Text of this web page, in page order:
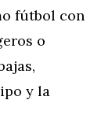
fútbol con
o
y la